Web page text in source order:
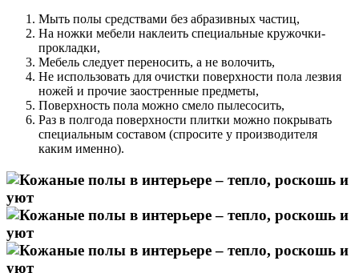
Мыть полы средствами без абразивных частиц,
На ножки мебели наклеить специальные кружочки-
прокладки,
Мебель следует переносить, а не волочить,
Не использовать для очистки поверхности пола лезвия
ножей и прочие заостренные предметы,
Поверхность пола можно смело пылесосить,
Раз в полгода поверхности плитки можно покрывать
специальным составом (спросите у производителя
каким именно).